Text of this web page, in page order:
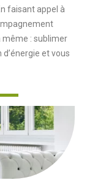
faisant appel à
: sublimer
et vous